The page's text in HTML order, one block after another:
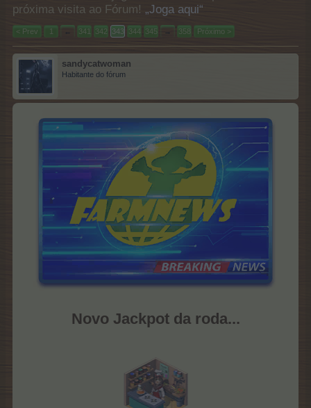
próxima visita ao Fórum! „Joga aqui“
< Prev 1 ← 341 342 343 344 345 → 358 Próximo >
sandycatwoman
Habitante do fórum
Novo Jackpot da roda...